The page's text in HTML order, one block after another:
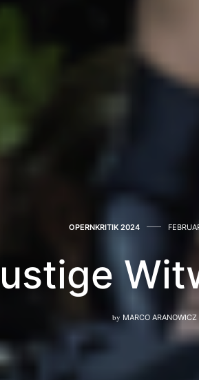
OPERNKRITIK 2024
by MARCO ARANOWICZ